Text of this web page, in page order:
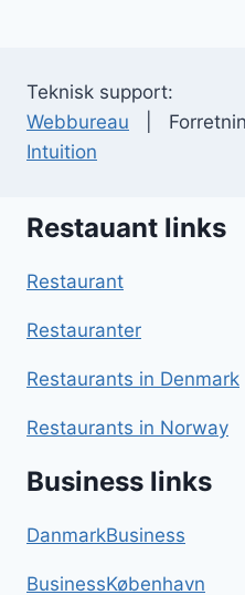
Teknisk support:
Webbureau |
Intuition
Restauant links
Restaurant
Restauranter
Restaurants in Denmark
Restaurants in Norway
Business links
DanmarkBusiness
BusinessKøbenhavn